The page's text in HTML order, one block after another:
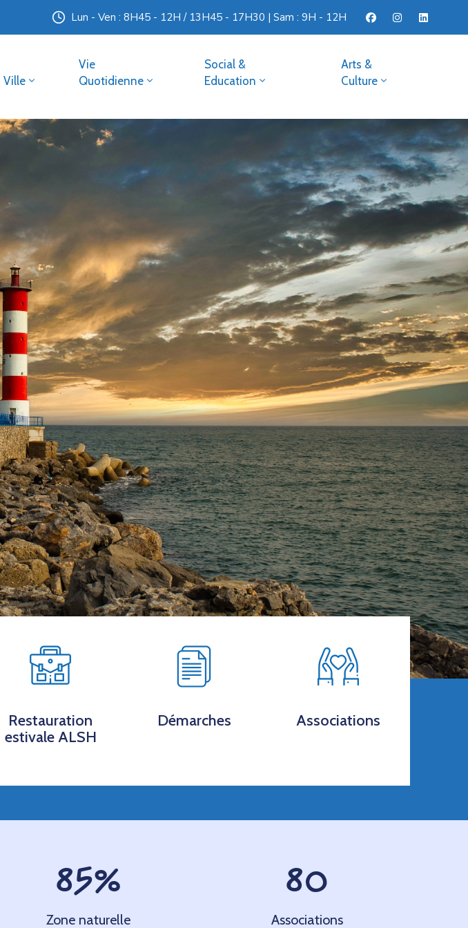
Lun - Ven : 8H45 - 12H / 13H45 - 17H30 | Sam : 9H - 12H
Ville
Vie
Quotidienne
Social &
Education
Arts &
Culture
Restauration
estivale ALSH
Démarches Associations
Zone naturelle
85%
Associations
80